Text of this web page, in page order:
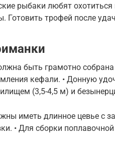
рыбаки любят охотиться
Готовить трофей после
быть грамотно
кефали. • Донную
(3,5-4,5 м) и
иметь длинное цевье с
• Для сборки